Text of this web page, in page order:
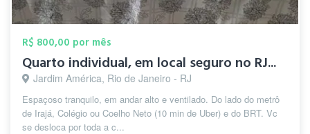
R$ 800,00 por mês
Quarto individual, em local seguro no RJ...
Jardim América, Rio de Janeiro - RJ
Espaçoso tranquilo, em andar alto e ventilado. Do lado do metrô
de Irajá, Colégio ou Coelho Neto (10 min de Uber) e do BRT. Vc
se desloca por toda a c...